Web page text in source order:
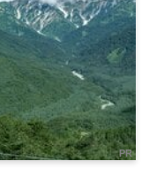
PR